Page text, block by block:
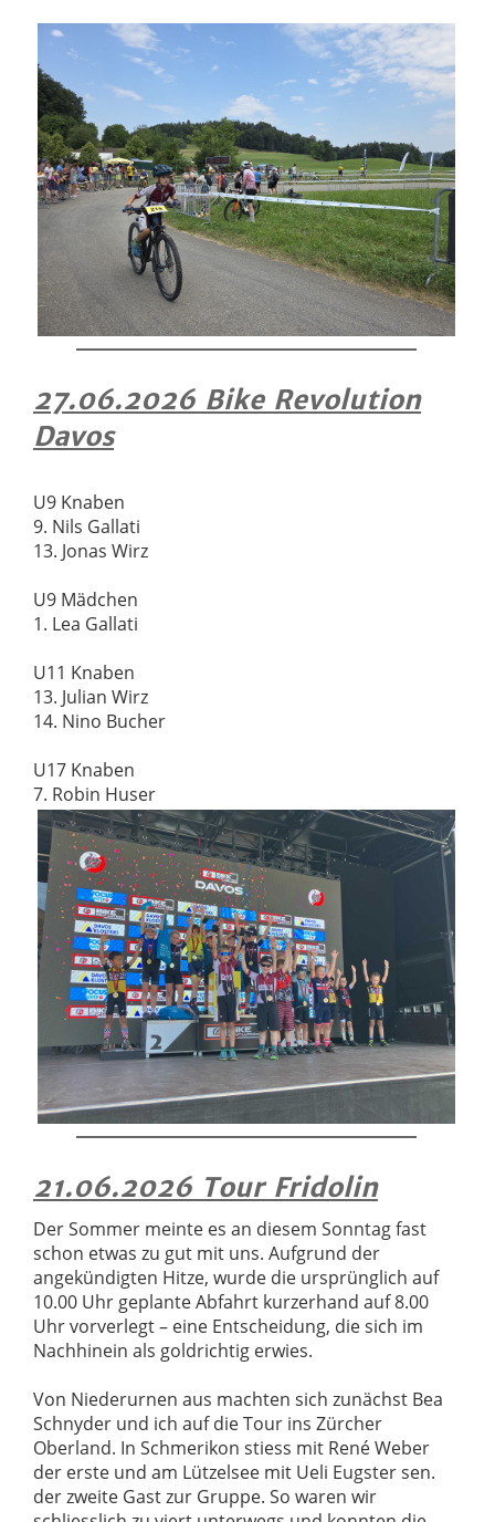
27.06.2026 Bike Revolution
Davos
U9 Knaben
9. Nils Gallati
13. Jonas Wirz
U9 Mädchen
1. Lea Gallati
U11 Knaben
13. Julian Wirz
14. Nino Bucher
U17 Knaben
7. Robin Huser
21.06.2026 Tour Fridolin
Der Sommer meinte es an diesem Sonntag fast
schon etwas zu gut mit uns. Aufgrund der
angekündigten Hitze, wurde die ursprünglich auf
10.00 Uhr geplante Abfahrt kurzerhand auf 8.00
Uhr vorverlegt – eine Entscheidung, die sich im
Nachhinein als goldrichtig erwies.
Von Niederurnen aus machten sich zunächst Bea
Schnyder und ich auf die Tour ins Zürcher
Oberland. In Schmerikon stiess mit René Weber
der erste und am Lützelsee mit Ueli Eugster sen.
der zweite Gast zur Gruppe. So waren wir